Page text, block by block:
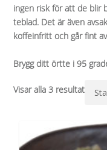
ingen risk för att de blir
teblad. Det är även
koffeinfritt och går fint
Brygg ditt örtte i 95
Visar alla 3 resultat